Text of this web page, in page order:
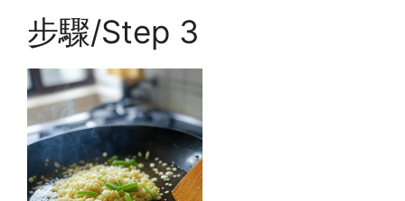
步驟/Step 3